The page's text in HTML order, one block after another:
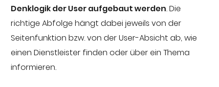
Denklogik der User aufgebaut werden. Die
richtige Abfolge hängt dabei jeweils von der
Seitenfunktion bzw. von der User-Absicht ab, wie
einen Dienstleister finden oder über ein Thema
informieren.